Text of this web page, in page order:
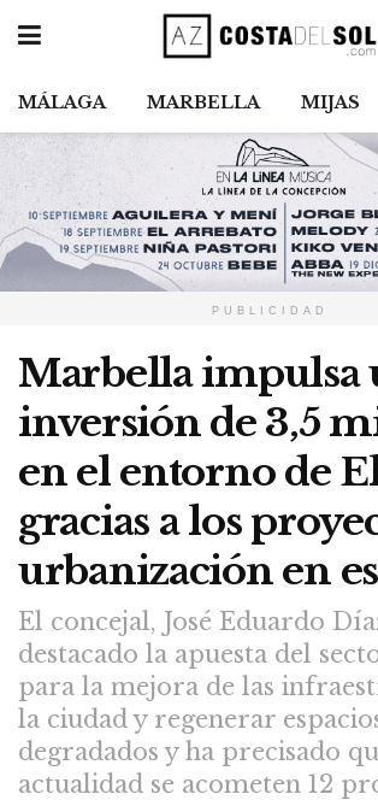
MÁLAGA MARBELLA MIJAS
PUBLICIDAD
Marbella impulsa
inversión de 3,5
en el entorno de
gracias a los
urbanización en
El concejal, José Eduardo
destacado la apuesta del
para la mejora de las
la ciudad y regenerar
degradados y ha precisado
actualidad se acometen 12